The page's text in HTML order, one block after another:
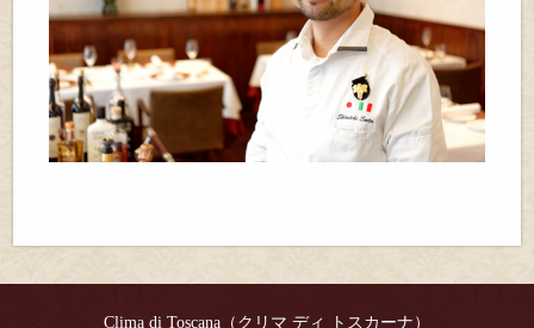
Clima di Toscana（クリマ ディ トスカーナ）